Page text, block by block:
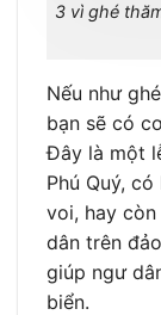
3 vì ghé
Nếu như
bạn sẽ có
Đây là một
Phú Quý,
voi, hay
dân trên
giúp ngư
biển.